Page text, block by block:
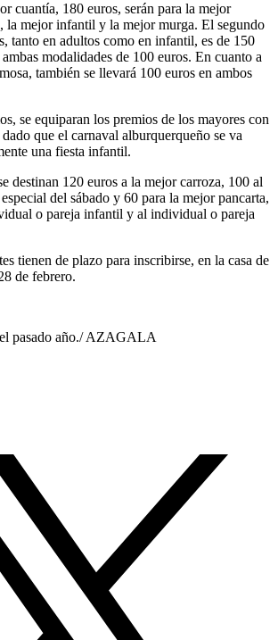
cuantía, 180 euros, serán para la mejor
la mejor infantil y la mejor murga. El segundo
tanto en adultos como en infantil, es de 150
modalidades de 100 euros. En cuanto a
también se llevará 100 euros en ambos
se equiparan los premios de los mayores con
que el carnaval alburquerqueño se va
una fiesta infantil.
destinan 120 euros a la mejor carroza, 100 al
del sábado y 60 para la mejor pancarta,
o pareja infantil y al individual o pareja
tienen de plazo para inscribirse, en la casa de
de febrero.
pasado año./ AZAGALA